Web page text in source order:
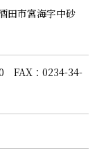
田市宮海字中砂
FAX：0234-34-